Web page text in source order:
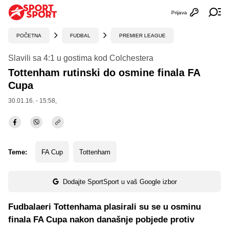
Otvori
Prijava
POČETNA FUDBAL PREMIER LEAGUE
Slavili sa 4:1 u gostima kod Colchestera
Tottenham rutinski do osmine finala FA
Cupa
30.01.16. - 15:58,
Teme: FA Cup Tottenham
Dodajte SportSport u vaš Google izbor
Fudbalaeri Tottenhama plasirali su se u osminu
finala FA Cupa nakon današnje pobjede protiv